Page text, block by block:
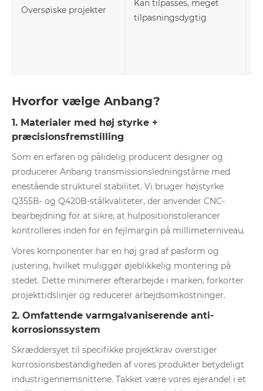
Oversøiske projekter
Kan tilpasses, meget
tilpasningsdygtig
Hvorfor vælge Anbang?
1. Materialer med høj styrke +
præcisionsfremstilling
Som en erfaren og pålidelig producent designer og
producerer Anbang transmissionsledningstårne ​​med
enestående strukturel stabilitet. Vi bruger højstyrke
Q355B- og Q420B-stålkvaliteter, der anvender CNC-
bearbejdning for at sikre, at hulpositionstolerancer
kontrolleres inden for en fejlmargin på millimeterniveau.
Vores komponenter har en høj grad af pasform og
justering, hvilket muliggør øjeblikkelig montering på
stedet. Dette minimerer efterarbejde i marken, forkorter
projekttidslinjer og reducerer arbejdsomkostninger.
2. Omfattende varmgalvaniserende anti-
korrosionssystem
Skræddersyet til specifikke projektkrav overstiger
korrosionsbestandigheden af ​​vores produkter betydeligt
industrigennemsnittene. Takket være vores ejerandel i et